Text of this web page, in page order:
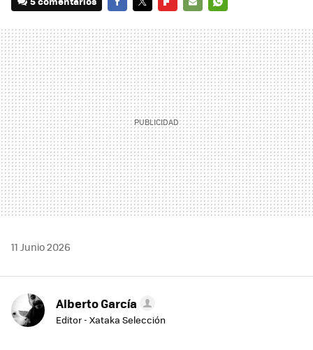
MAIL
11 Junio 2026
Alberto García
Editor - Xataka Selección